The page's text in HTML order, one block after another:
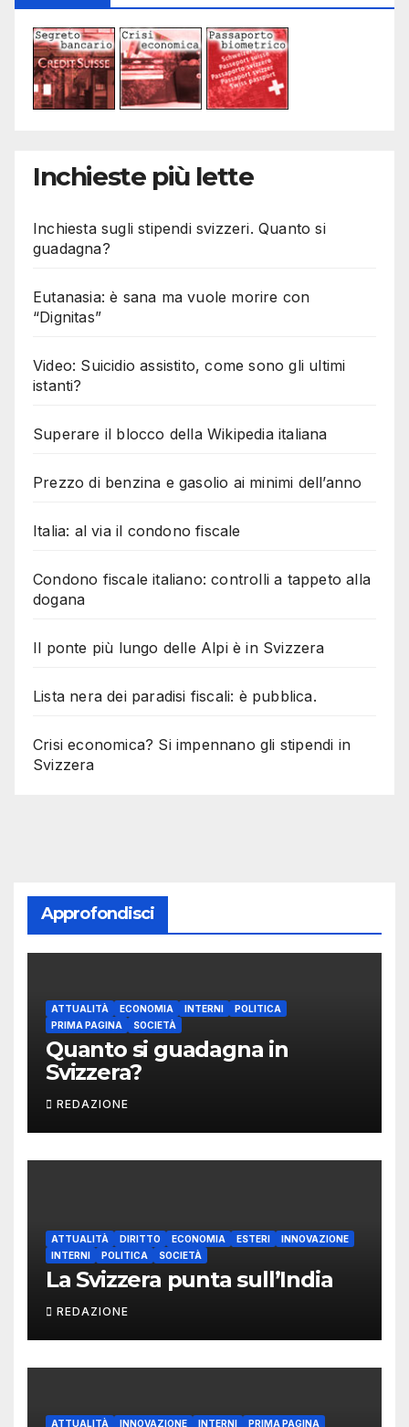
Inchieste più lette
Inchiesta sugli stipendi svizzeri. Quanto si
guadagna?
Eutanasia: è sana ma vuole morire con
“Dignitas”
Video: Suicidio assistito, come sono gli ultimi
istanti?
Superare il blocco della Wikipedia italiana
Prezzo di benzina e gasolio ai minimi dell’anno
Italia: al via il condono fiscale
Condono fiscale italiano: controlli a tappeto alla
dogana
Il ponte più lungo delle Alpi è in Svizzera
Lista nera dei paradisi fiscali: è pubblica.
Crisi economica? Si impennano gli stipendi in
Svizzera
Approfondisci
ATTUALITÀ ECONOMIA INTERNI
POLITICA
PRIMA PAGINA
SOCIETÀ
Quanto si guadagna in
Svizzera?
REDAZIONE
ATTUALITÀ DIRITTO ECONOMIA ESTERI
INNOVAZIONE
INTERNI
POLITICA SOCIETÀ
La Svizzera punta sull’India
REDAZIONE
ATTUALITÀ INNOVAZIONE INTERNI
PRIMA PAGINA